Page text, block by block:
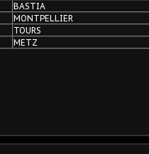
BASTIA
MONTPELLIER
TOURS
METZ